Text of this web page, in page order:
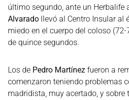
último segundo, ante un Herbalife
Alvarado llevó al Centro Insular al
miedo en el cuerpo del coloso
de quince segundos.
Los de Pedro Martínez fueron a
comenzaron teniendo problemas
madridista, muy acertado, y sobre